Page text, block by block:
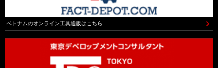
ベトナムのオンライン工具通販はこちら